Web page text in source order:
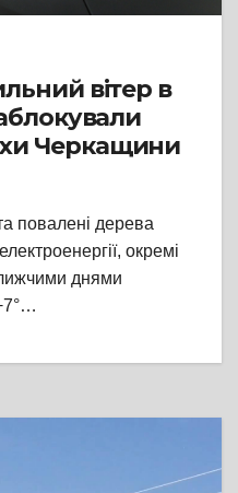
вітер в
Черкащини
повалені дерева
окремі
днями